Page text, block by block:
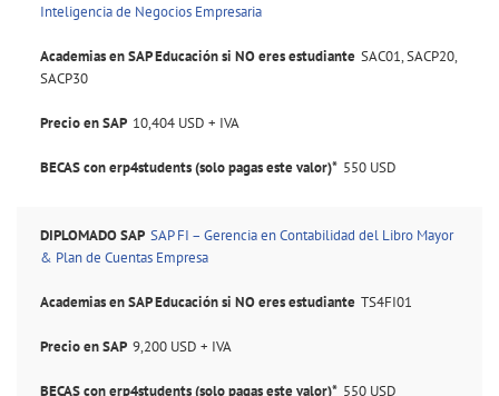
Inteligencia de Negocios Empresaria
SAC01, SACP20,
SACP30
10,404 USD + IVA
550 USD
SAP FI – Gerencia en Contabilidad del Libro Mayor
& Plan de Cuentas Empresa
TS4FI01
9,200 USD + IVA
550 USD